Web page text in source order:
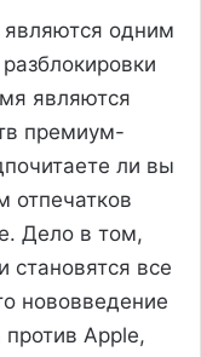
являются одним
являются
премиум-
ли вы
отпечатков
Дело в том,
становятся все
нововведение
против Apple,